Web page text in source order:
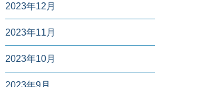
2023年12月
2023年11月
2023年10月
2023年9月